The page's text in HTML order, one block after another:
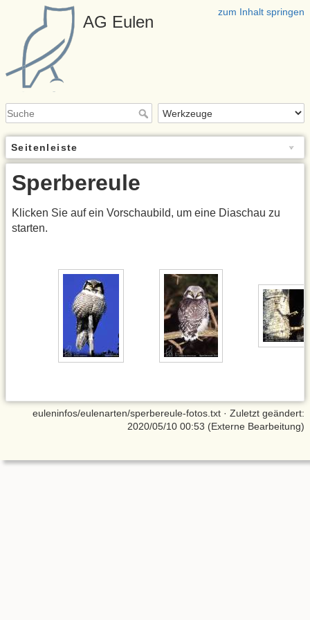
zum Inhalt springen
AG Eulen
Seitenleiste
Sperbereule
Klicken Sie auf ein Vorschaubild, um eine Diaschau zu
starten.
euleninfos/eulenarten/sperbereule-fotos.txt · Zuletzt geändert:
2020/05/10 00:53 (Externe Bearbeitung)